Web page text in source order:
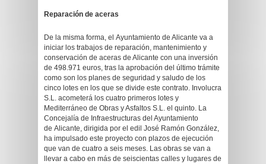
Reparación de aceras
De la misma forma, el Ayuntamiento de Alicante va a
iniciar los trabajos de reparación, mantenimiento y
conservación de aceras de Alicante con una inversión
de 498.971 euros, tras la aprobación del último trámite
como son los planes de seguridad y saludo de los
cinco lotes en los que se divide este contrato. Involucra
S.L. acometerá los cuatro primeros lotes y
Mediterráneo de Obras y Asfaltos S.L. el quinto. La
Concejalía de Infraestructuras del Ayuntamiento
de Alicante, dirigida por el edil José Ramón González,
ha impulsado este proyecto con plazos de ejecución
que van de cuatro a seis meses. Las obras se van a
llevar a cabo en más de seiscientas calles y lugares de